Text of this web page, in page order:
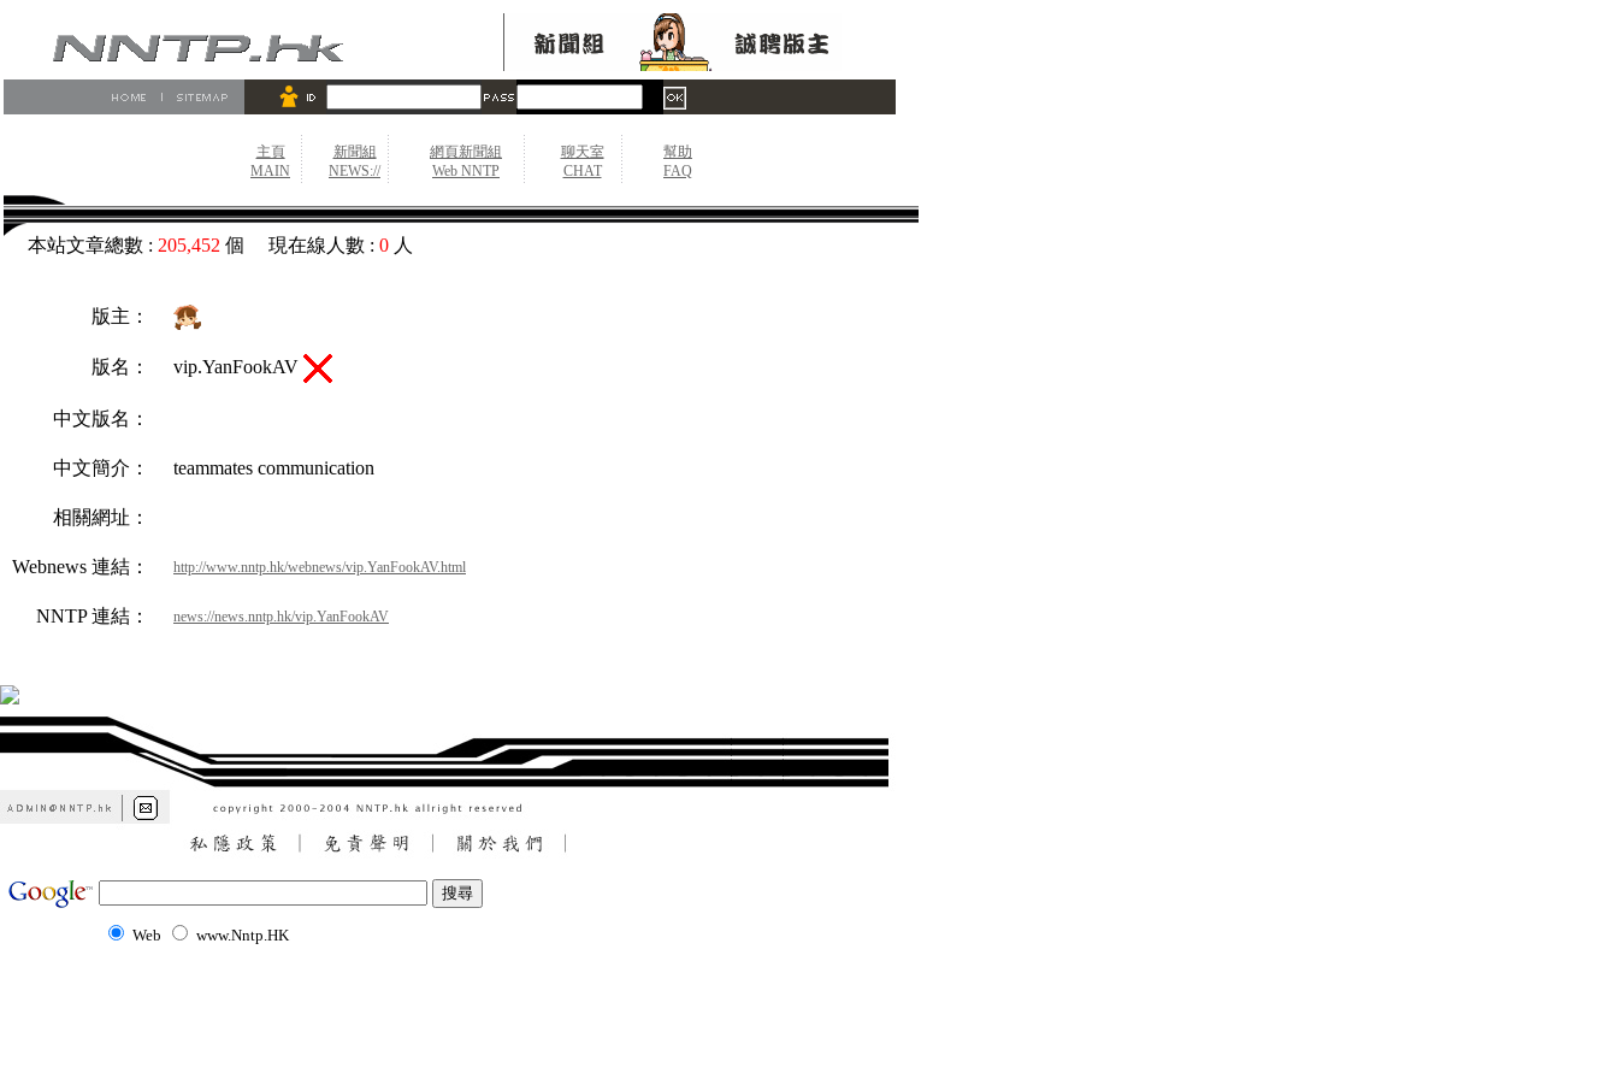
主頁
MAIN
新聞組
NEWS://
網頁新聞組
Web NNTP
聊天室
CHAT
幫助
FAQ
本站文章總數 : 205,452 個 現在線人數 : 0 人
版主：
版名： vip.YanFookAV
中文版名：
中文簡介： teammates communication
相關網址：
Webnews 連結： http://www.nntp.hk/webnews/vip.YanFookAV.html
NNTP 連結： news://news.nntp.hk/vip.YanFookAV
Web www.Nntp.HK